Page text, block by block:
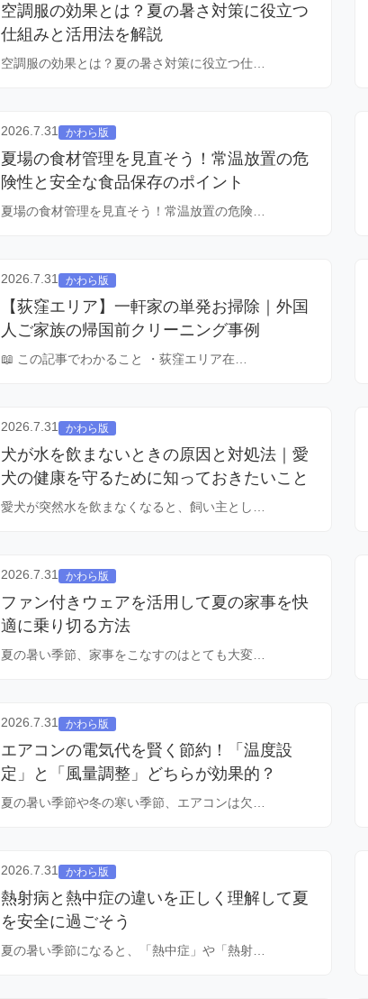
空調服の効果とは？夏の暑さ対策に役立つ
仕組みと活用法を解説
空調服の効果とは？夏の暑さ対策に役立つ仕…
2026.7.31 かわら版
夏場の食材管理を見直そう！常温放置の危
険性と安全な食品保存のポイント
夏場の食材管理を見直そう！常温放置の危険…
2026.7.31 かわら版
【荻窪エリア】一軒家の単発お掃除｜外国
人ご家族の帰国前クリーニング事例
📖 この記事でわかること ・荻窪エリア在…
2026.7.31 かわら版
犬が水を飲まないときの原因と対処法｜愛
犬の健康を守るために知っておきたいこと
愛犬が突然水を飲まなくなると、飼い主とし…
2026.7.31 かわら版
ファン付きウェアを活用して夏の家事を快
適に乗り切る方法
夏の暑い季節、家事をこなすのはとても大変…
2026.7.31 かわら版
エアコンの電気代を賢く節約！「温度設
定」と「風量調整」どちらが効果的？
夏の暑い季節や冬の寒い季節、エアコンは欠…
2026.7.31 かわら版
熱射病と熱中症の違いを正しく理解して夏
を安全に過ごそう
夏の暑い季節になると、「熱中症」や「熱射…